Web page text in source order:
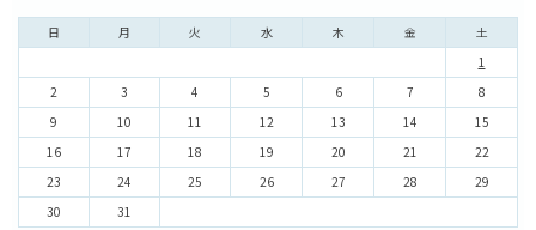
日 月 火 水 木 金 土
1
2
3 4 5 6 7
8
9
10 11 12 13 14
15
16
17 18 19 20 21
22
23
24 25 26 27 28
29
30
31